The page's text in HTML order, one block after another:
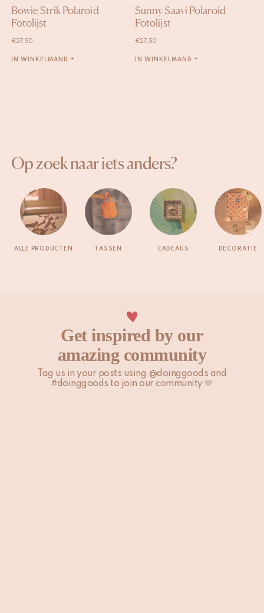
Bowie Strik Polaroid
Fotolijst
€27,50
IN WINKELMAND +
Sunny Saavi Polaroid
Fotolijst
€27,50
IN WINKELMAND +
Op zoek naar iets anders?
ALLE PRODUCTEN TASSEN CADEAUS DECORATIE
Get inspired by our
amazing community
Tag us in your posts using @doinggoods and
#doinggoods to join our community 🫶